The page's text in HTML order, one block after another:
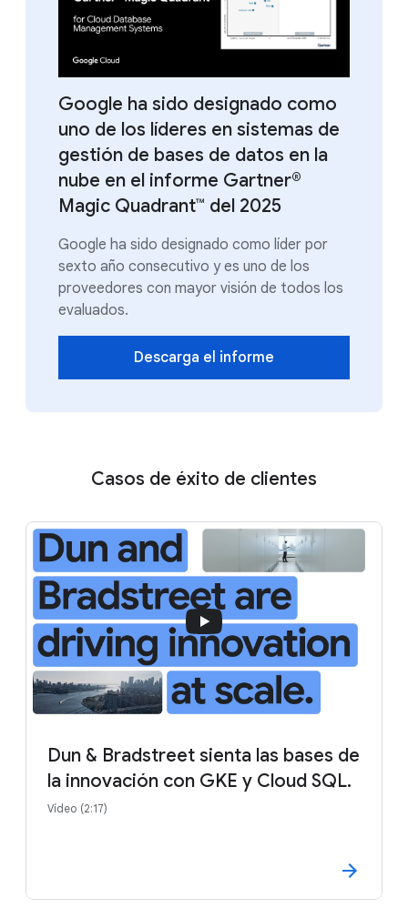
Google ha sido designado como
uno de los líderes en sistemas de
gestión de bases de datos en la
nube en el informe Gartner®
Magic Quadrant™ del 2025
Google ha sido designado como líder por
sexto año consecutivo y es uno de los
proveedores con mayor visión de todos los
evaluados.
Descarga el informe
Casos de éxito de clientes
Dun & Bradstreet sienta las bases de
la innovación con GKE y Cloud SQL.
Vídeo (2:17)